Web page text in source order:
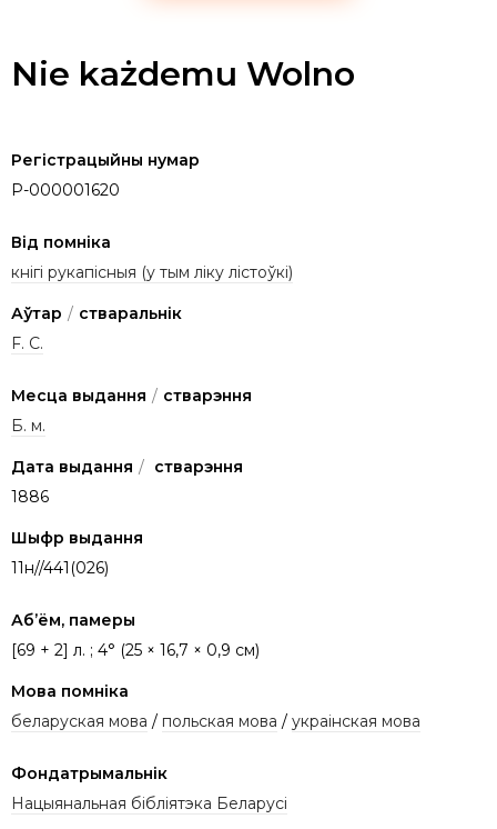
Nie każdemu Wolno
Регістрацыйны нумар
P-000001620
Від помніка
кнігі рукапісныя (у тым ліку лістоўкі)
Аўтар / стваральнік
F. C.
Месца выдання / стварэння
Б. м.
Дата выдання / стварэння
1886
Шыфр выдання
11н//441(026)
Аб’ём, памеры
[69 + 2] л. ; 4° (25 × 16,7 × 0,9 см)
Мова помніка
беларуская мова / польская мова / украінская мова
Фондатрымальнік
Нацыянальная бібліятэка Беларусі